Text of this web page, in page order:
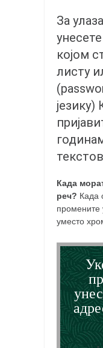
Окинава карате
најновије на
моје белешке
историја
бубиши
карате
кихон
кушанку
пасаи
темашивари
нунчаку
бо
тонфа
саи
За
којом
листу
језику)
Када
реч? Када
промените
уместо